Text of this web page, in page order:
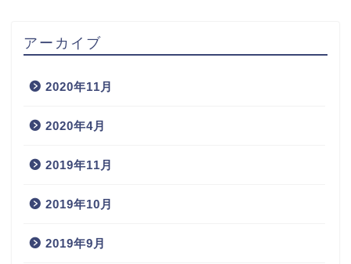
アーカイブ
2020年11月
2020年4月
2019年11月
2019年10月
2019年9月